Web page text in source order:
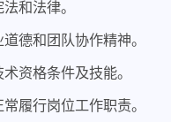
和法律。
德和团队协作精神。
资格条件及技能。
履行岗位工作职责。